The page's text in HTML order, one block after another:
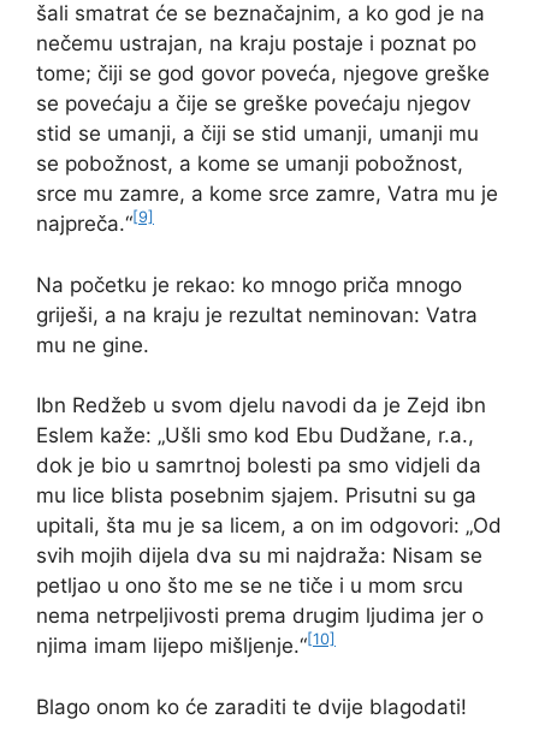
šali smatrat će se beznačajnim, a ko god je na
nečemu ustrajan, na kraju postaje i poznat po
tome; čiji se god govor poveća, njegove greške
se povećaju a čije se greške povećaju njegov
stid se umanji, a čiji se stid umanji, umanji mu
se pobožnost, a kome se umanji pobožnost,
srce mu zamre, a kome srce zamre, Vatra mu je
najpreča.“[9]
Na početku je rekao: ko mnogo priča mnogo
griješi, a na kraju je rezultat neminovan: Vatra
mu ne gine.
Ibn Redžeb u svom djelu navodi da je Zejd ibn
Eslem kaže: „Ušli smo kod Ebu Dudžane, r.a.,
dok je bio u samrtnoj bolesti pa smo vidjeli da
mu lice blista posebnim sjajem. Prisutni su ga
upitali, šta mu je sa licem, a on im odgovori: „Od
svih mojih dijela dva su mi najdraža: Nisam se
petljao u ono što me se ne tiče i u mom srcu
nema netrpeljivosti prema drugim ljudima jer o
njima imam lijepo mišljenje.“[10]
Blago onom ko će zaraditi te dvije blagodati!